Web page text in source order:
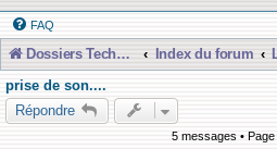
FAQ
Dossiers Techniques Index du forum
prise de son....
Répondre
5 messages • Page